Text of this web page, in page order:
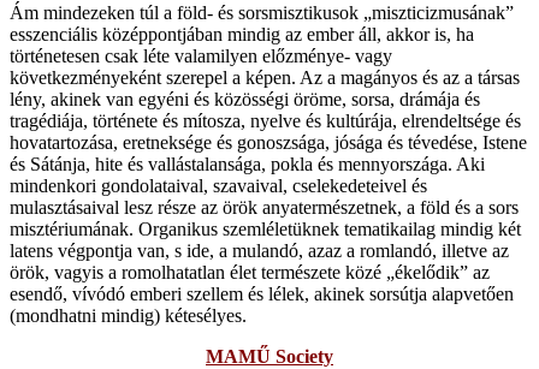
Ám mindezeken túl a föld- és sorsmisztikusok „miszticizmusának”
esszenciális középpontjában mindig az ember áll, akkor is, ha
történetesen csak léte valamilyen előzménye- vagy
következményeként szerepel a képen. Az a magányos és az a társas
lény, akinek van egyéni és közösségi öröme, sorsa, drámája és
tragédiája, története és mítosza, nyelve és kultúrája, elrendeltsége és
hovatartozása, eretneksége és gonoszsága, jósága és tévedése, Istene
és Sátánja, hite és vallástalansága, pokla és mennyországa. Aki
mindenkori gondolataival, szavaival, cselekedeteivel és
mulasztásaival lesz része az örök anyatermészetnek, a föld és a sors
misztériumának. Organikus szemléletüknek tematikailag mindig két
latens végpontja van, s ide, a mulandó, azaz a romlandó, illetve az
örök, vagyis a romolhatatlan élet természete közé „ékelődik” az
esendő, vívódó emberi szellem és lélek, akinek sorsútja alapvetően
(mondhatni mindig) kétesélyes.
MAMŰ Society